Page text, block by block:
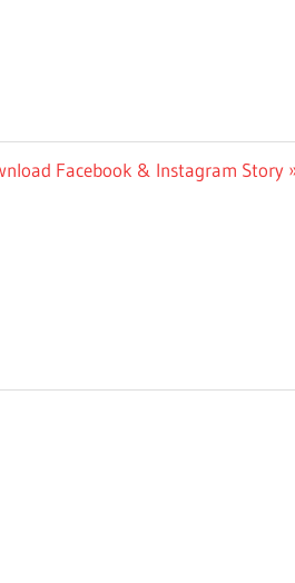
Facebook & Instagram Story